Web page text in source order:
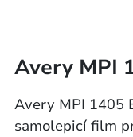
Avery MPI
Avery MPI 1405
samolepicí film